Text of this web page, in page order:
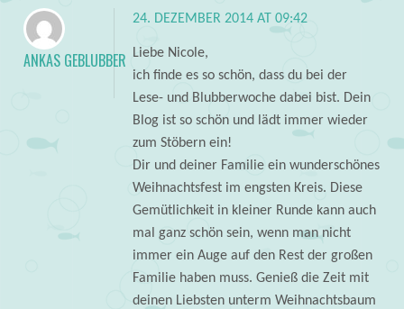
ANKAS GEBLUBBER
24. DEZEMBER 2014 AT 09:42
Liebe Nicole,
ich finde es so schön, dass du bei der
Lese- und Blubberwoche dabei bist. Dein
Blog ist so schön und lädt immer wieder
zum Stöbern ein!
Dir und deiner Familie ein wunderschönes
Weihnachtsfest im engsten Kreis. Diese
Gemütlichkeit in kleiner Runde kann auch
mal ganz schön sein, wenn man nicht
immer ein Auge auf den Rest der großen
Familie haben muss. Genieß die Zeit mit
deinen Liebsten unterm Weihnachtsbaum